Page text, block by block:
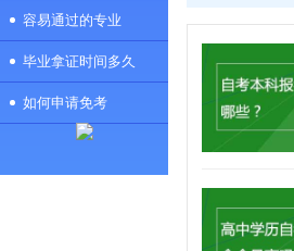
容易通过的专业
毕业拿证时间多久
如何申请免考